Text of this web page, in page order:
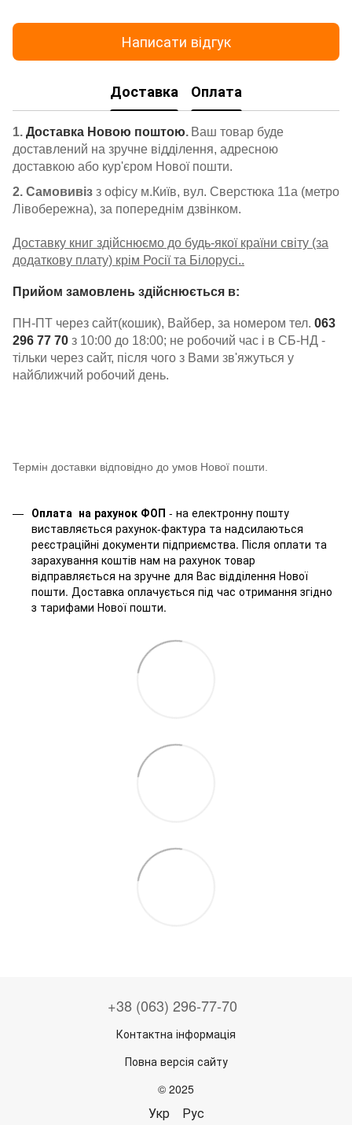
Написати відгук
Доставка Оплата
1. Доставка Новою поштою. Ваш товар буде
доставлений на зручне відділення, адресною
доставкою або кур'єром Нової пошти.
2. Самовивіз з офісу м.Київ, вул. Сверстюка 11а (метро
Лівобережна), за попереднім дзвінком.
Доставку книг здійснюємо до будь-якої країни світу (за
додаткову плату) крім Росії та Білорусі..
Прийом замовлень здійснюється в:
ПН-ПТ через сайт(кошик), Вайбер, за номером тел. 063
296 77 70 з 10:00 до 18:00; не робочий час і в СБ-НД -
тільки через сайт, після чого з Вами зв'яжуться у
найближчий робочий день.
Термін доставки відповідно до умов Нової пошти.
Оплата на рахунок ФОП - на електронну пошту
виставляється рахунок-фактура та надсилаються
реєстраційні документи підприємства. Після оплати та
зарахування коштів нам на рахунок товар
відправляється на зручне для Вас відділення Нової
пошти. Доставка оплачується під час отримання згідно
з тарифами Нової пошти.
+38 (063) 296-77-70
Контактна інформація
Повна версія сайту
© 2025
Укр Рус